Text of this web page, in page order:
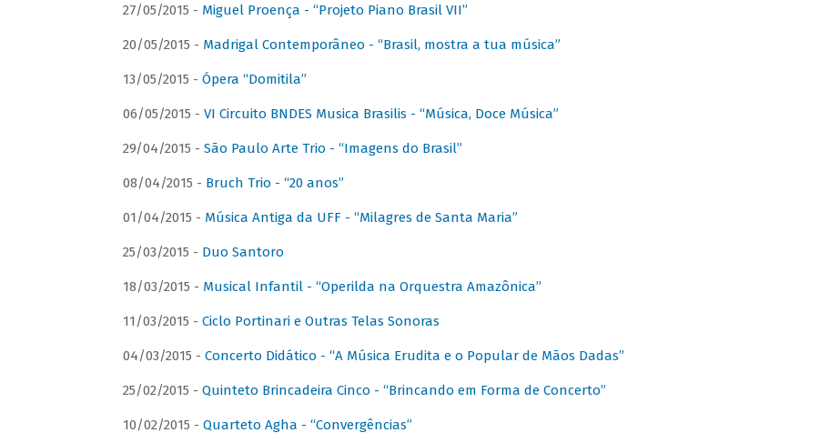
27/05/2015 - Miguel Proença - “Projeto Piano Brasil VII”
20/05/2015 - Madrigal Contemporâneo - “Brasil, mostra a tua música”
13/05/2015 - Ópera “Domitila”
06/05/2015 - VI Circuito BNDES Musica Brasilis - “Música, Doce Música”
29/04/2015 - São Paulo Arte Trio - “Imagens do Brasil”
08/04/2015 - Bruch Trio - “20 anos”
01/04/2015 - Música Antiga da UFF - “Milagres de Santa Maria”
25/03/2015 - Duo Santoro
18/03/2015 - Musical Infantil - “Operilda na Orquestra Amazônica”
11/03/2015 - Ciclo Portinari e Outras Telas Sonoras
04/03/2015 - Concerto Didático - “A Música Erudita e o Popular de Mãos Dadas”
25/02/2015 - Quinteto Brincadeira Cinco - “Brincando em Forma de Concerto”
10/02/2015 - Quarteto Agha - “Convergências”